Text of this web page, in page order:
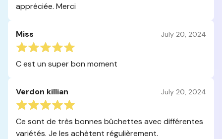
appréciée. Merci
Miss July 20, 2024
C est un super bon moment
Verdon killian July 20, 2024
Ce sont de très bonnes bûchettes avec différentes
variétés. Je les achètent régulièrement.